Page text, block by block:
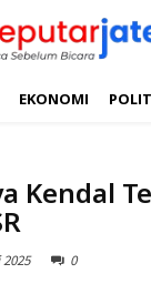
EKONOMI
Kendal
0